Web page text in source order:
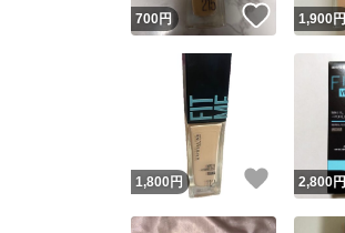
700円 いいね！
1,900円
1,800 円 いいね！
2,800円